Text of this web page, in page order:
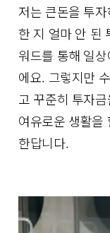
저는 큰돈을 투
한 지 얼마 안 된
워드를 통해 일
에요. 그렇지만
고 꾸준히 투자
여유로운 생활을
한답니다.